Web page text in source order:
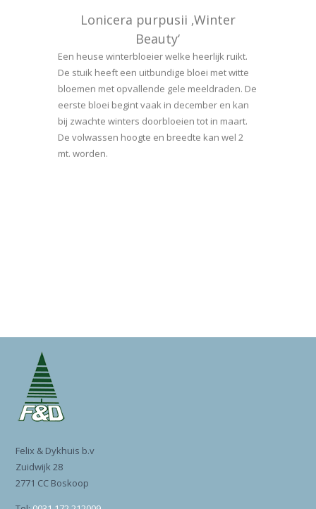
Lonicera purpusii ‚Winter
Beauty‘
Een heuse winterbloeier welke heerlijk ruikt.
De stuik heeft een uitbundige bloei met witte
bloemen met opvallende gele meeldraden. De
eerste bloei begint vaak in december en kan
bij zwachte winters doorbloeien tot in maart.
De volwassen hoogte en breedte kan wel 2
mt. worden.
Felix & Dykhuis b.v
Zuidwijk 28
2771 CC Boskoop